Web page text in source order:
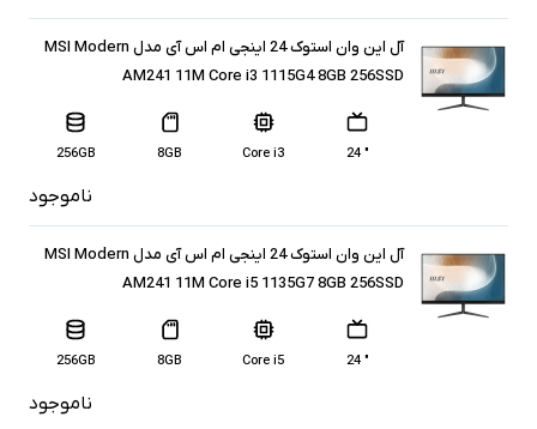
آل این وان استوک 24 اینجی ام اس آی مدل MSI Modern
AM241 11M Core i3 1115G4 8GB 256SSD
" 24
Core i3
8GB
256GB
ناموجود
آل این وان استوک 24 اینجی ام اس آی مدل MSI Modern
AM241 11M Core i5 1135G7 8GB 256SSD
" 24
Core i5
8GB
256GB
ناموجود